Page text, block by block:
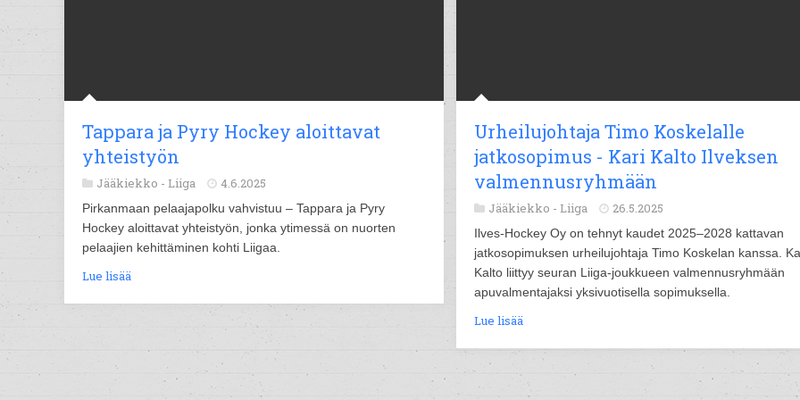
Tappara ja Pyry Hockey aloittavat
yhteistyön
Jääkiekko - Liiga 4.6.2025
Pirkanmaan pelaajapolku vahvistuu – Tappara ja Pyry
Hockey aloittavat yhteistyön, jonka ytimessä on nuorten
pelaajien kehittäminen kohti Liigaa.
Lue lisää
Urheilujohtaja Timo Koskelalle
jatkosopimus - Kari Kalto Ilveksen
valmennusryhmään
Jääkiekko - Liiga 26.5.2025
Ilves-Hockey Oy on tehnyt kaudet 2025–2028 kattavan
jatkosopimuksen urheilujohtaja Timo Koskelan kanssa.
Kalto liittyy seuran Liiga-joukkueen valmennusryhmään
apuvalmentajaksi yksivuotisella sopimuksella.
Lue lisää